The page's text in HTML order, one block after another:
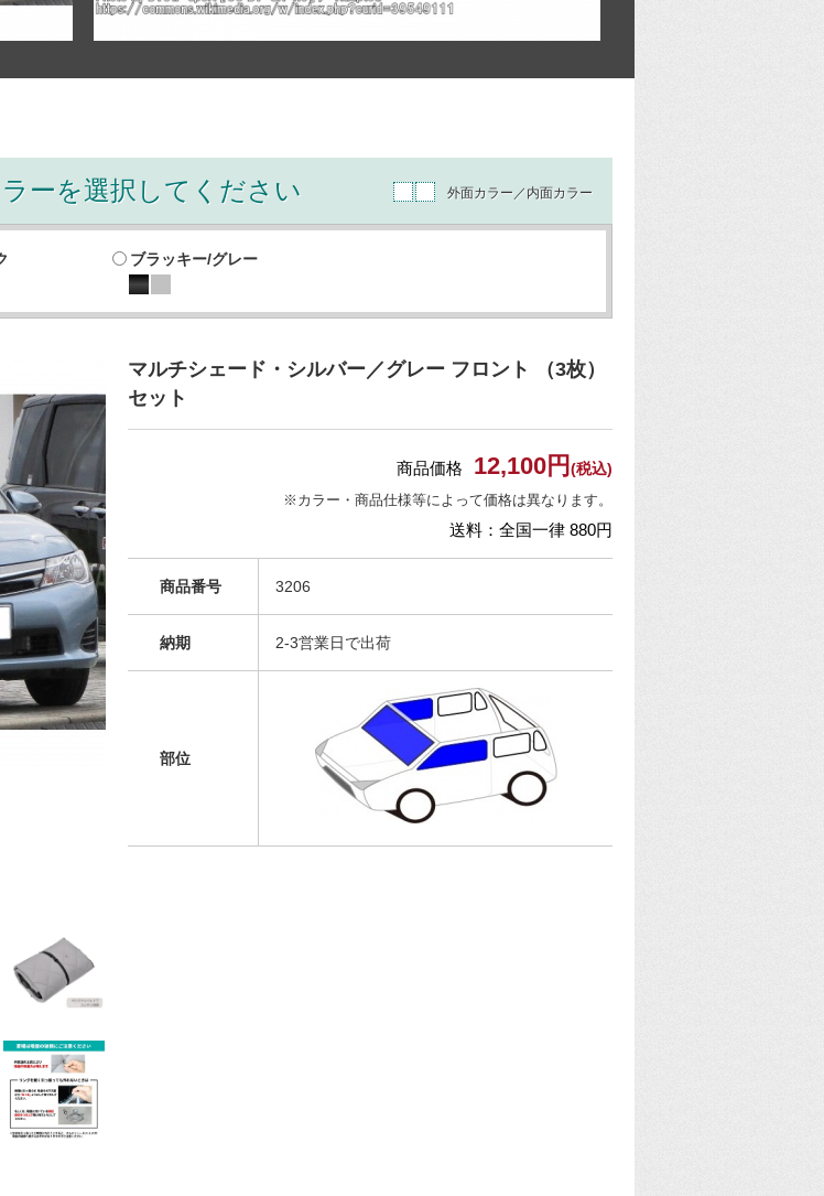
ーを選択してください 外面カラー／内面カラー
ブラッキー/グレー
マルチシェード・シルバー／グレー フロント （3枚）
セット
商品価格 12,100円 (税込)
※カラー・商品仕様等によって価格は異なります。
送料：全国一律 880円
商品番号 3206
納期 2-3営業日で出荷
部位